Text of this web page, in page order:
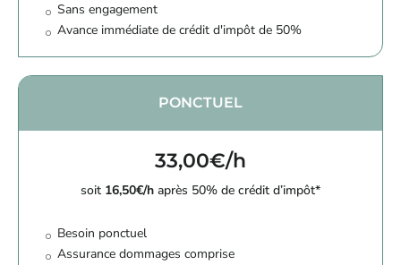
Sans engagement
Avance immédiate de crédit d'impôt de 50%
PONCTUEL
33,00€/h
soit 16,50€/haprès 50% de crédit d’impôt*
Besoin ponctuel
Assurance dommages comprise